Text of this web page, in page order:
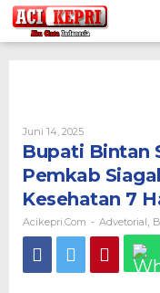
Lewati
ke
konten
Juni 14, 2025Oleh
Acikepri.com
Bupati Bintan
Pemkab
Kesehatan 7
Acikepri.com - Advetorial